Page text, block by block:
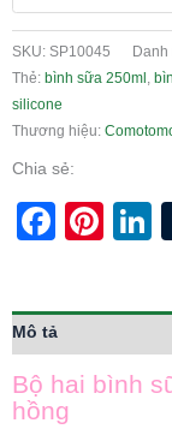
SKU: SP10045 Danh
Thẻ: bình sữa 250ml
silicone
Thương hiệu:
Chia sẻ:
Mô tả
Bộ hai bình
hồng